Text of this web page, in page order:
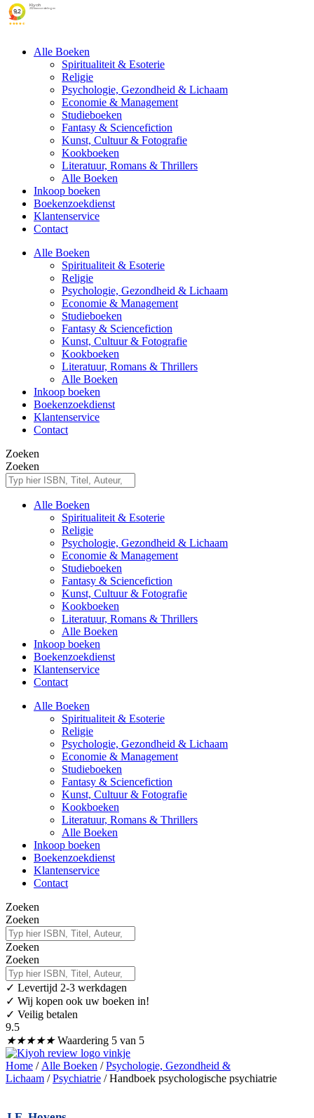
Alle Boeken
Spiritualiteit & Esoterie
Religie
Psychologie, Gezondheid & Lichaam
Economie & Management
Studieboeken
Fantasy & Sciencefiction
Kunst, Cultuur & Fotografie
Kookboeken
Literatuur, Romans & Thrillers
Alle Boeken
Inkoop boeken
Boekenzoekdienst
Klantenservice
Contact
Alle Boeken
Spiritualiteit & Esoterie
Religie
Psychologie, Gezondheid & Lichaam
Economie & Management
Studieboeken
Fantasy & Sciencefiction
Kunst, Cultuur & Fotografie
Kookboeken
Literatuur, Romans & Thrillers
Alle Boeken
Inkoop boeken
Boekenzoekdienst
Klantenservice
Contact
Zoeken
Zoeken
Alle Boeken
Spiritualiteit & Esoterie
Religie
Psychologie, Gezondheid & Lichaam
Economie & Management
Studieboeken
Fantasy & Sciencefiction
Kunst, Cultuur & Fotografie
Kookboeken
Literatuur, Romans & Thrillers
Alle Boeken
Inkoop boeken
Boekenzoekdienst
Klantenservice
Contact
Alle Boeken
Spiritualiteit & Esoterie
Religie
Psychologie, Gezondheid & Lichaam
Economie & Management
Studieboeken
Fantasy & Sciencefiction
Kunst, Cultuur & Fotografie
Kookboeken
Literatuur, Romans & Thrillers
Alle Boeken
Inkoop boeken
Boekenzoekdienst
Klantenservice
Contact
Zoeken
Zoeken
Zoeken
Zoeken
✓ Levertijd 2-3 werkdagen
✓ Wij kopen ook uw boeken in!
✓ Veilig betalen
9.5
★★★★★ Waardering 5 van 5
Home / Alle Boeken /Psychologie, Gezondheid &
Lichaam /Psychiatrie / Handboek psychologische psychiatrie